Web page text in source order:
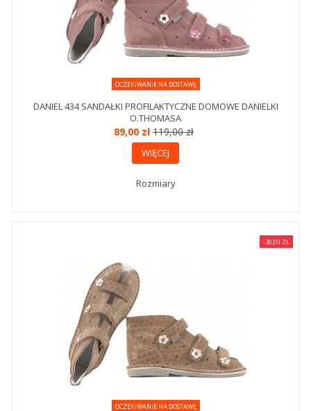
OCZEKIWANIE NA DOSTAWĘ
DANIEL 434 SANDAŁKI PROFILAKTYCZNE DOMOWE DANIELKI
O.THOMASA
89,00 zł119,00 zł
WIĘCEJ
Rozmiary
-30,00 ZŁ
OCZEKIWANIE NA DOSTAWĘ